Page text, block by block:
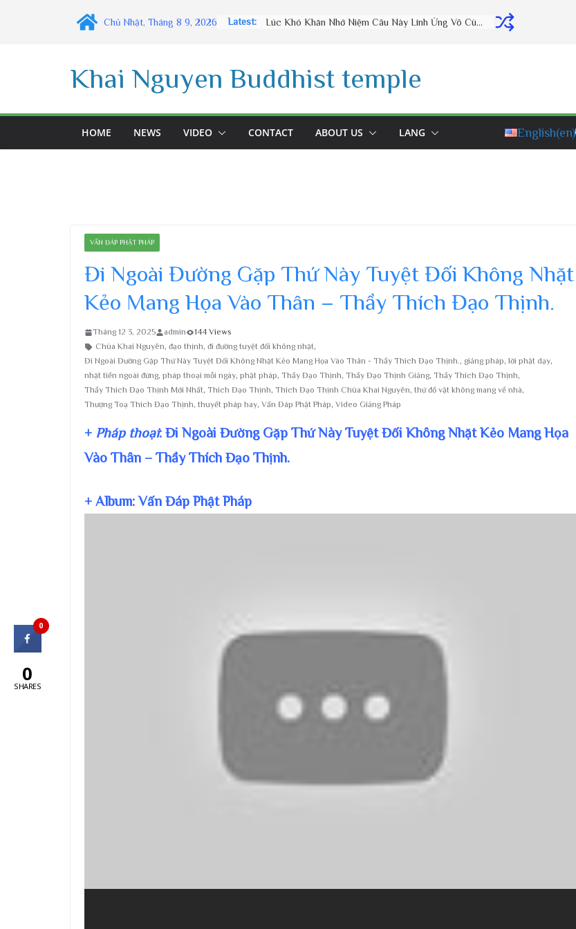
Chủ Nhật, Tháng 8 9, 2026 Latest: Thờ Cúng Đúng Cách Phúc Lộc Đầy Nhà (vấn đáp rất hay) – Thầy Thích Đạo Thịnh
Khai Nguyen Buddhist temple
HOME NEWS VIDEO CONTACT ABOUT US LANG English(en)
VẤN ĐÁP PHẬT PHÁP
Đi Ngoài Đường Gặp Thứ Này Tuyệt Đối Không Nhặt
Kẻo Mang Họa Vào Thân – Thầy Thích Đạo Thịnh.
Tháng 12 3, 2025 admin
144 Views
Chùa Khai Nguyên, đạo thịnh, đi đường tuyệt đối không nhặt,
Đi Ngoài Đường Gặp Thứ Này Tuyệt Đối Không Nhặt Kẻo Mang Họa Vào Thân - Thầy Thích Đạo Thịnh., giảng pháp, lời phật dạy,
nhặt tiền ngoài đừng, pháp thoại mỗi ngày, phật pháp, Thầy Đạo Thịnh, Thầy Đạo Thịnh Giảng, Thầy Thích Đạo Thịnh,
Thầy Thích Đạo Thịnh Mới Nhất, Thích Đạo Thịnh, Thích Đạo Thịnh Chùa Khai Nguyên, thứ đồ vật không mang về nhà,
Thượng Toạ Thích Đạo Thịnh, thuyết pháp hay, Vấn Đáp Phật Pháp, Video Giảng Pháp
+ Pháp thoại: Đi Ngoài Đường Gặp Thứ Này Tuyệt Đối Không Nhặt Kẻo Mang Họa
Vào Thân – Thầy Thích Đạo Thịnh.
+ Album: Vấn Đáp Phật Pháp
0
0
SHARES